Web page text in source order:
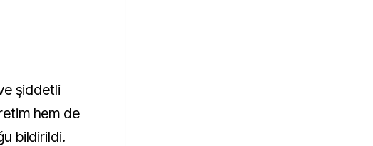
şiddetli
hem de
bildirildi.